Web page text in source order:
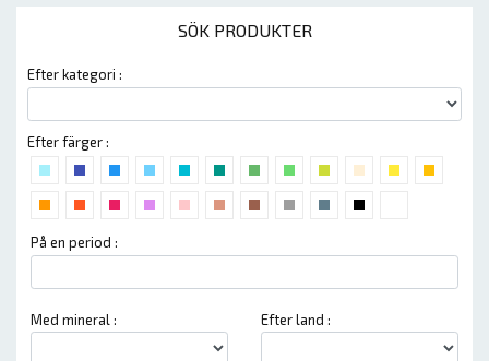
SÖK PRODUKTER
Efter kategori :
Efter färger :
På en period :
Med mineral : Efter land :